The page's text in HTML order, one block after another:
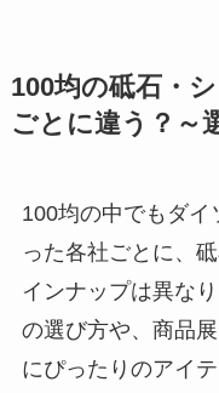
100均の砥石・
ごとに違う？～
100均の中でもダ
った各社ごとに、
インナップは異な
の選び方や、商品
にぴったりのアイ